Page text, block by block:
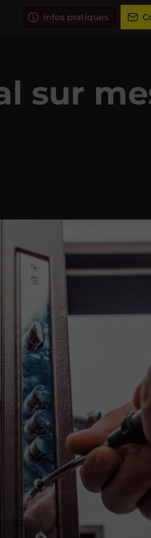
Infos pratiques
sur